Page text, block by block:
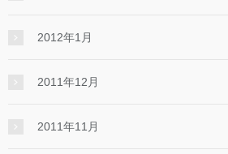
2012年1月
2011年12月
2011年11月